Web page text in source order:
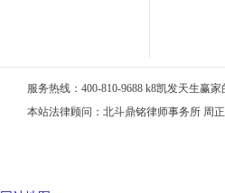
服务热线：400-810-9688 k8凯发天生赢
本站法律顾问：北斗鼎铭律师事务所 周